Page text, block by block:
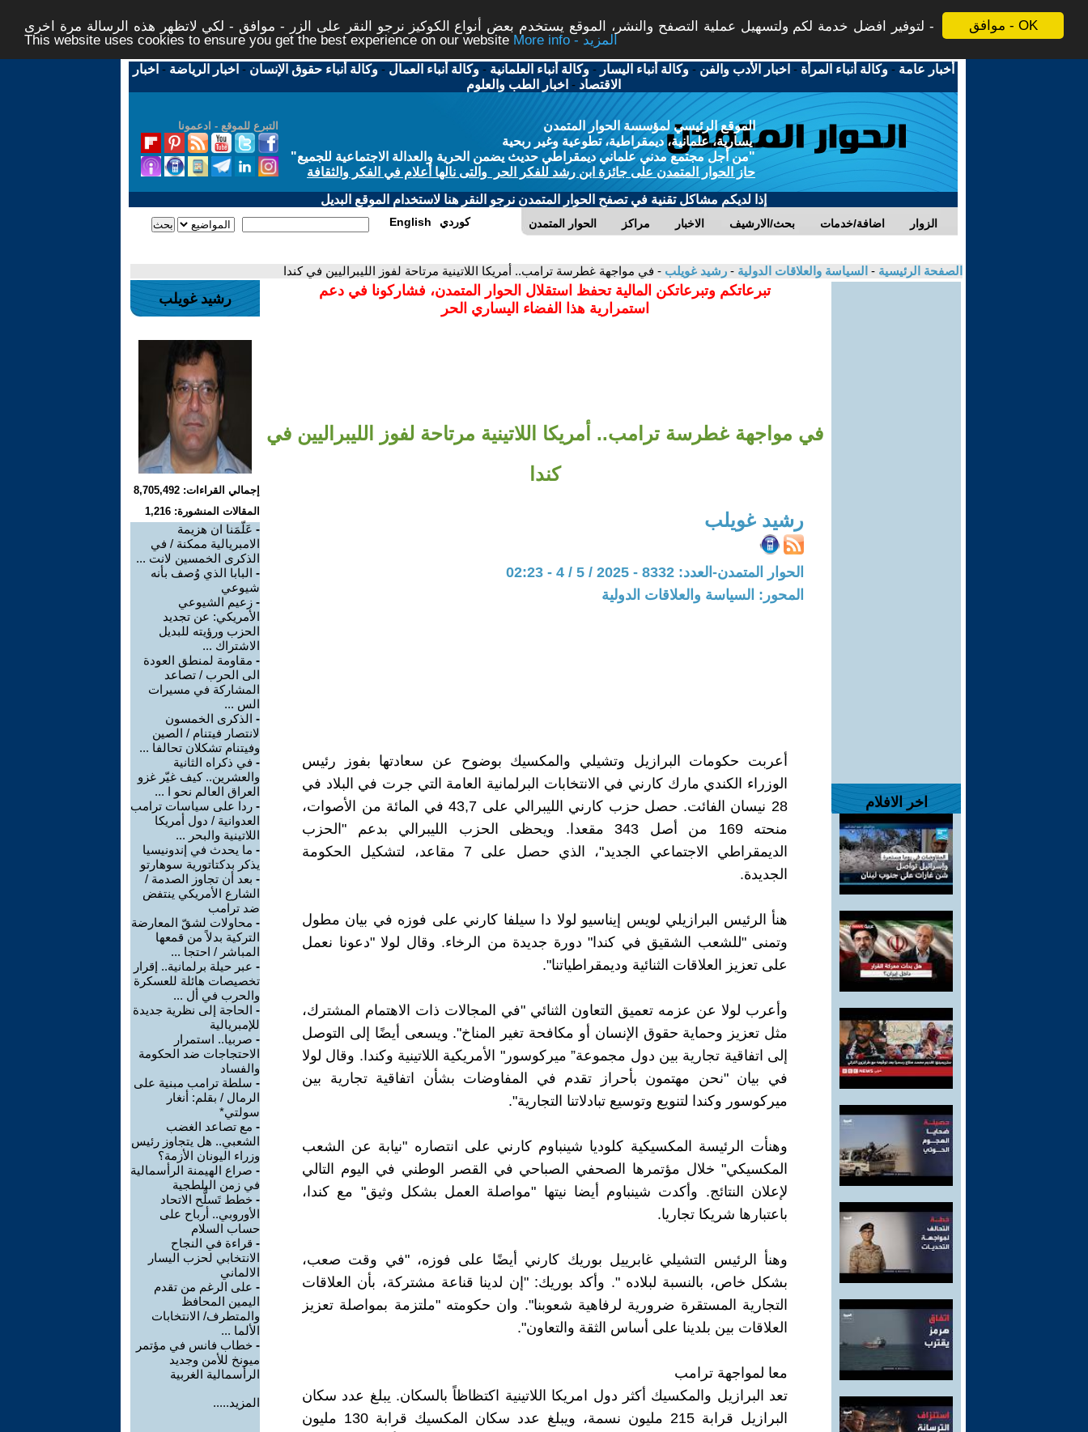
موافق - OK
لتوفير افضل خدمة لكم ولتسهيل عملية التصفح والنشر، الموقع يستخدم بعض أنواع الكوكيز نرجو النقر على الزر - موافق - لكي لاتظهر هذه الرسالة مرة اخرى -
This website uses cookies to ensure you get the best experience on our website
More info - المزيد
أخبار عامة -وكالة أنباء المرأة - اخبار الأدب والفن -وكالة أنباء اليسار -وكالة أنباء العلمانية -وكالة أنباء العمال -وكالة أنباء حقوق الإنسان - اخبار الرياضة - اخبار
الاقتصاد - اخبار الطب والعلوم
التبرع للموقع - ادعمونا
الموقع الرئيسي لمؤسسة الحوار المتمدن
يسارية، علمانية، ديمقراطية، تطوعية وغير ربحية
"من أجل مجتمع مدني علماني ديمقراطي حديث يضمن الحرية والعدالة الاجتماعية للجميع"
حاز الحوار المتمدن على جائزة ابن رشد للفكر الحر والتى نالها أعلام في الفكر والثقافة
إذا لديكم مشاكل تقنية في تصفح الحوار المتمدن نرجو النقر هنا لاستخدام الموقع البديل
الحوار المتمدن مراكز الاخبار بحث/الارشيف اضافة/خدمات الزوار English كوردي
الصفحة الرئيسية - السياسة والعلاقات الدولية - رشيد غويلب - في مواجهة غطرسة ترامب.. أمريكا اللاتينية مرتاحة لفوز الليبراليين في كندا
اخر الافلام
تبرعاتكم وتبرعاتكن المالية تحفظ استقلال الحوار المتمدن، فشاركونا في دعم
استمرارية هذا الفضاء اليساري الحر
في مواجهة غطرسة ترامب.. أمريكا اللاتينية مرتاحة لفوز الليبراليين في
كندا
رشيد غويلب
الحوار المتمدن-العدد: 8332 - 2025 / 5 / 4 - 02:23
المحور: السياسة والعلاقات الدولية
أعربت حكومات البرازيل وتشيلي والمكسيك بوضوح عن سعادتها بفوز رئيس
الوزراء الكندي مارك كارني في الانتخابات البرلمانية العامة التي جرت في البلاد في
28 نيسان الفائت. حصل حزب كارني الليبرالي على 43,7 في المائة من الأصوات،
منحته 169 من أصل 343 مقعدا. ويحظى الحزب الليبرالي بدعم "الحزب
الديمقراطي الاجتماعي الجديد"، الذي حصل على 7 مقاعد، لتشكيل الحكومة
الجديدة.
هنأ الرئيس البرازيلي لويس إيناسيو لولا دا سيلفا كارني على فوزه في بيان مطول
وتمنى "للشعب الشقيق في كندا" دورة جديدة من الرخاء. وقال لولا "دعونا نعمل
على تعزيز العلاقات الثنائية وديمقراطياتنا".
وأعرب لولا عن عزمه تعميق التعاون الثنائي "في المجالات ذات الاهتمام المشترك،
مثل تعزيز وحماية حقوق الإنسان أو مكافحة تغير المناخ". ويسعى أيضًا إلى التوصل
إلى اتفاقية تجارية بين دول مجموعة” ميركوسور" الأمريكية اللاتينية وكندا. وقال لولا
في بيان "نحن مهتمون بأحراز تقدم في المفاوضات بشأن اتفاقية تجارية بين
ميركوسور وكندا لتنويع وتوسيع تبادلاتنا التجارية".
وهنأت الرئيسة المكسيكية كلوديا شينباوم كارني على انتصاره "نيابة عن الشعب
المكسيكي" خلال مؤتمرها الصحفي الصباحي في القصر الوطني في اليوم التالي
لإعلان النتائج. وأكدت شينباوم أيضا نيتها "مواصلة العمل بشكل وثيق" مع كندا،
باعتبارها شريكا تجاريا.
وهنأ الرئيس التشيلي غابرييل بوريك كارني أيضًا على فوزه، "في وقت صعب،
بشكل خاص، بالنسبة لبلاده ". وأكد بوريك: "إن لدينا قناعة مشتركة، بأن العلاقات
التجارية المستقرة ضرورية لرفاهية شعوبنا". وان حكومته "ملتزمة بمواصلة تعزيز
العلاقات بين بلدينا على أساس الثقة والتعاون".
معا لمواجهة ترامب
تعد البرازيل والمكسيك أكثر دول امريكا اللاتينية اكتظاظاً بالسكان. يبلغ عدد سكان
البرازيل قرابة 215 مليون نسمة، ويبلغ عدد سكان المكسيك قرابة 130 مليون
رشيد غويلب
إجمالي القراءات: 8,705,492
المقالات المنشورة: 1,216
- عَلّمَنا ان هزيمة
الامبريالية ممكنة / في
الذكرى الخمسين لانت ...
- البابا الذي وُصف بأنه
شيوعي
- زعيم الشيوعي
الأمريكي: عن تجديد
الحزب ورؤيته للبديل
الاشتراك ...
- مقاومة لمنطق العودة
الى الحرب / تصاعد
المشاركة في مسيرات
الس ...
- الذكرى الخمسون
لانتصار فيتنام / الصين
وفيتنام تشكلان تحالفا ...
- في ذكراه الثانية
والعشرين.. كيف غيّر غزو
العراق العالم نحو ا ...
- ردا على سياسات ترامب
العدوانية / دول أمريكا
اللاتينية والبحر ...
- ما يحدث في إندونيسيا
يذكر بدكتاتورية سوهارتو
- بعد أن تجاوز الصدمة /
الشارع الأمريكي ينتفض
ضد ترامب
- محاولات لشقّ المعارضة
التركية بدلاً من قمعها
المباشر / احتجا ...
- عبر حيلة برلمانية.. إقرار
تخصيصات هائلة للعسكرة
والحرب في أل ...
- الحاجة إلى نظرية جديدة
للإمبريالية
- صربيا.. استمرار
الاحتجاجات ضد الحكومة
والفساد
- سلطة ترامب مبنية على
الرمال / بقلم: أنغار
سولتي*
- مع تصاعد الغضب
الشعبي.. هل يتجاوز رئيس
وزراء اليونان الأزمة؟
- صراع الهيمنة الرأسمالية
في زمن البلطجية
- خطط تَسلُّح الاتحاد
الأوروبي.. أرباح على
حساب السلام
- قراءة في النجاح
الانتخابي لحزب اليسار
الالماني
- على الرغم من تقدم
اليمين المحافظ
والمتطرف/ الانتخابات
الألما ...
- خطاب فانس في مؤتمر
ميونخ للأمن وجديد
الرأسمالية الغربية
المزيد.....